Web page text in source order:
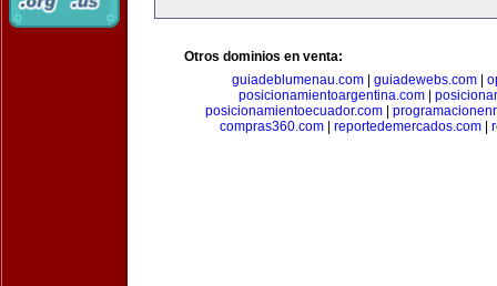
Otros dominios en venta:
guiadeblumenau.com| guiadewebs.com|
posicionamientoargentina.com|
posicionamientoecuador.com
compras360.com
reportedemercados.com